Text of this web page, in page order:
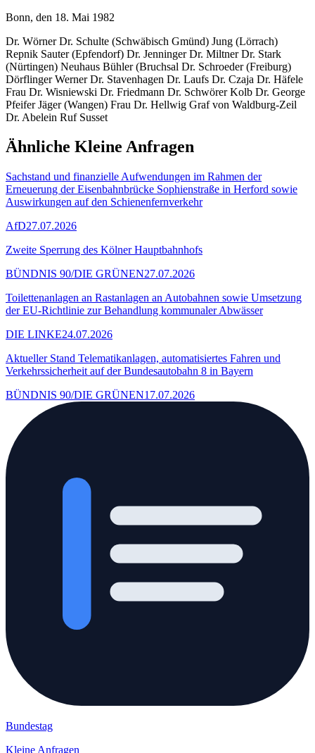
Bonn, den 18. Mai 1982
Dr. Wörner Dr. Schulte (Schwäbisch Gmünd) Jung (Lörrach)
Repnik Sauter (Epfendorf) Dr. Jenninger Dr. Miltner Dr. Stark
(Nürtingen) Neuhaus Bühler (Bruchsal Dr. Schroeder (Freiburg)
Dörflinger Werner Dr. Stavenhagen Dr. Laufs Dr. Czaja Dr. Häfele
Frau Dr. Wisniewski Dr. Friedmann Dr. Schwörer Kolb Dr. George
Pfeifer Jäger (Wangen) Frau Dr. Hellwig Graf von Waldburg-Zeil
Dr. Abelein Ruf Susset
Ähnliche Kleine Anfragen
Sachstand und finanzielle Aufwendungen im Rahmen der
Erneuerung der Eisenbahnbrücke Sophienstraße in Herford sowie
Auswirkungen auf den Schienenfernverkehr
AfD27.07.2026
Zweite Sperrung des Kölner Hauptbahnhofs
BÜNDNIS 90/DIE GRÜNEN27.07.2026
Toilettenanlagen an Rastanlagen an Autobahnen sowie Umsetzung
der EU-Richtlinie zur Behandlung kommunaler Abwässer
DIE LINKE24.07.2026
Aktueller Stand Telematikanlagen, automatisiertes Fahren und
Verkehrssicherheit auf der Bundesautobahn 8 in Bayern
BÜNDNIS 90/DIE GRÜNEN17.07.2026
Bundestag
Kleine Anfragen